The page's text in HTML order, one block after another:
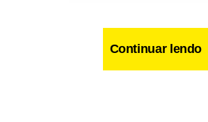
Continuar lendo